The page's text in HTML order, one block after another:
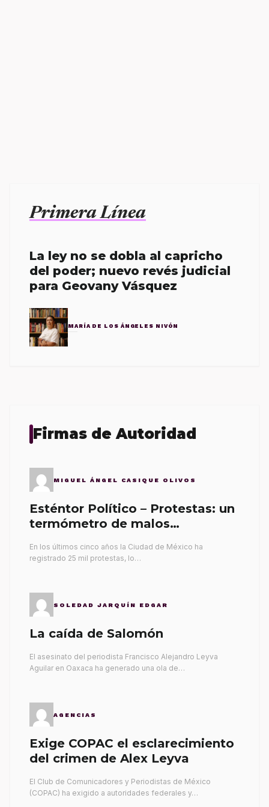
Primera Línea
La ley no se dobla al capricho
del poder; nuevo revés judicial
para Geovany Vásquez
MARÍA DE LOS ÁNGELES NIVÓN
Firmas de Autoridad
MIGUEL ÁNGEL CASIQUE OLIVOS
Esténtor Político – Protestas: un
termómetro de malos
En los últimos cinco años la Ciudad de México ha
registrado 25 mil protestas, lo…
SOLEDAD JARQUÍN EDGAR
La caída de Salomón
El asesinato del periodista Francisco Alejandro Leyva
Aguilar en Oaxaca ha generado una ola de…
AGENCIAS
Exige COPAC el esclarecimiento
del crimen de Alex Leyva
El Club de Comunicadores y Periodistas de México
(COPAC) ha exigido a autoridades federales y…